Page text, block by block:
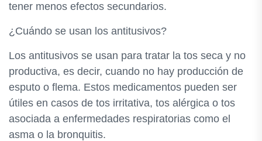
tener menos efectos secundarios.
¿Cuándo se usan los antitusivos?
Los antitusivos se usan para tratar la tos seca y no
productiva, es decir, cuando no hay producción de
esputo o flema. Estos medicamentos pueden ser
útiles en casos de tos irritativa, tos alérgica o tos
asociada a enfermedades respiratorias como el
asma o la bronquitis.